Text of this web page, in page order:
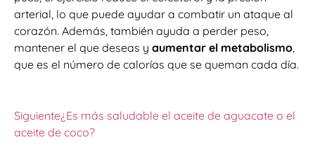
arterial, lo que puede ayudar a combatir un ataque al
corazón. Además, también ayuda a perder peso,
mantener el que deseas y aumentar el metabolismo,
que es el número de calorías que se queman cada día.
Siguiente¿Es más saludable el aceite de aguacate o el
aceite de coco?